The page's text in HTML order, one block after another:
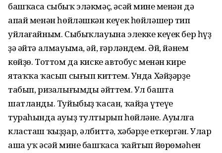
башҡаса сыбыҡ эләкмәҫ, әсәй минең менән дә
апай менән һөйләшкән кеүек һөйләшер тип
уйлағайным. Сыбыҡлауына элекке кеүек бер һүҙ
ҙә әйтә алмауыма, әй, ғәрләндем. Әй, йәнем
көйҙө. Тоттом да киске автобус менән кире
ятаҡҡа ҡасып сығып киттем. Унда Хәйҙәрҙе
табып, ризалығымды әйттем. Ул башта
шатланды. Туйыбыҙ ҡасан, ҡайҙа үтеүе
тураһында ауыҙ тултырып һөйләне. Ауылға
класташ ҡыҙҙар, әлбиттә, хәбәрҙе еткергән. Улар
аша уҡ әсәй мине башҡаса ҡайтып йөрөмәһен